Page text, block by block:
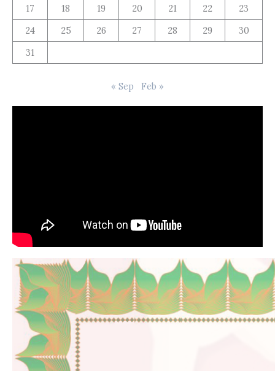
17
18 19 20 21 22
23
24
25 26 27 28 29
30
31
« Sep Feb »